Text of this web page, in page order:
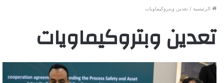
الرئيسية / تعدين وبتروكيماويات
تعدين وبتروكيماويات